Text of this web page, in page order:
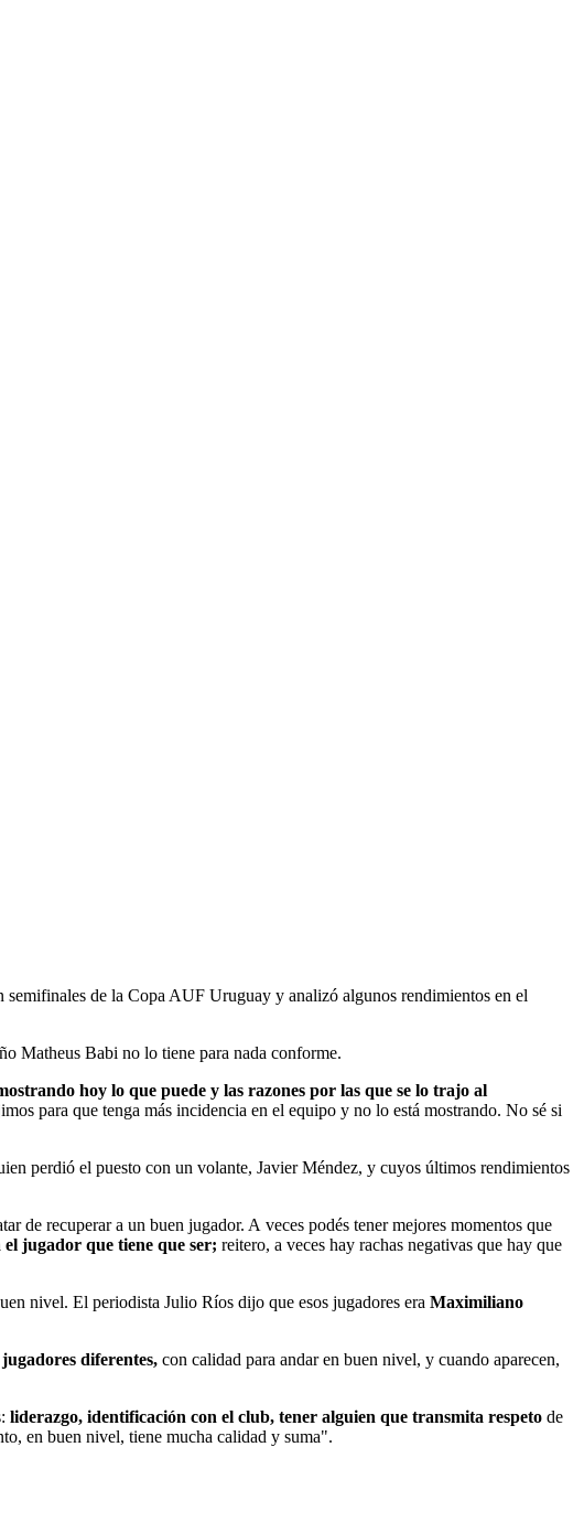
de la Copa AUF Uruguay y analizó algunos rendimientos en el
Matheus Babi no lo tiene para nada conforme.
hoy lo que puede y las razones por las que se lo trajo al
para que tenga más incidencia en el equipo y no lo está mostrando. No sé si
perdió el puesto con un volante, Javier Méndez, y cuyos últimos rendimientos
de recuperar a un buen jugador. A veces podés tener mejores momentos que
el jugador que tiene que ser; reitero, a veces hay rachas negativas que hay que
nivel. El periodista Julio Ríos dijo que esos jugadores era Maximiliano
jugadores diferentes, con calidad para andar en buen nivel, y cuando aparecen,
liderazgo, identificación con el club, tener alguien que transmita respeto de
en buen nivel, tiene mucha calidad y suma".